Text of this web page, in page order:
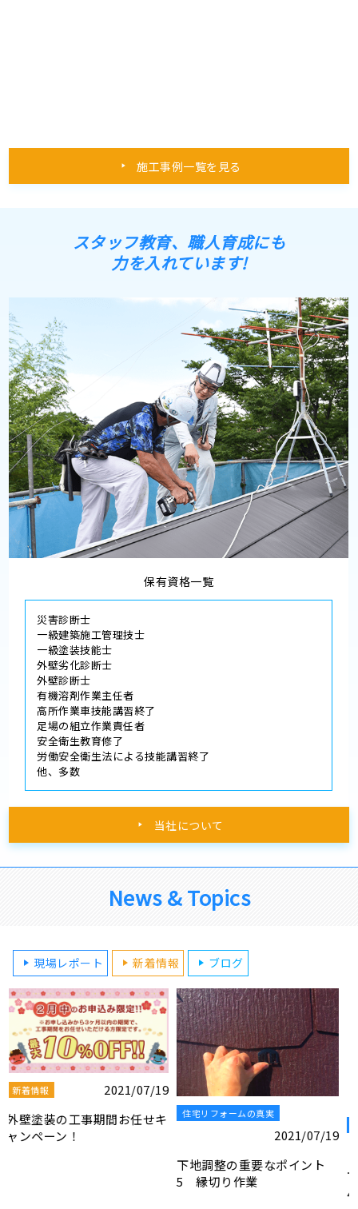
施工事例一覧を見る
スタッフ教育、職人育成にも
力を入れています!
保有資格一覧
災害診断士
一級建築施工管理技士
一級塗装技能士
外壁劣化診断士
外壁診断士
有機溶剤作業主任者
高所作業車技能講習終了
足場の組立作業責任者
安全衛生教育修了
労働安全衛生法による技能講習終了
他、多数
当社について
News & Topics
現場レポート 新着情報 ブログ
住宅リフォームの真実 屋根・外壁工事ブログ
2021/07/19
屋根塗装・防水工事の無料お
見積もりなら